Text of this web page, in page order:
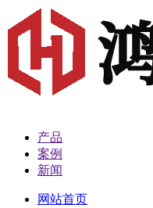
产品
案例
新闻
网站首页